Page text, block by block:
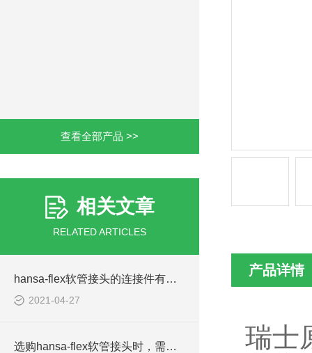
查看全部产品 >>
相关文章
RELATED ARTICLES
hansa-flex软管接头的连接件有以下四种形式
2021-04-27
选购hansa-flex软管接头时，需考虑哪些因素？
产品详情
瑞士